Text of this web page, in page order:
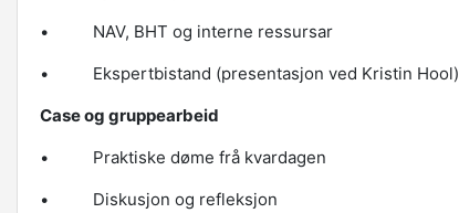
• NAV, BHT og interne ressursar
• Ekspertbistand (presentasjon ved Kristin Hool)
Case og gruppearbeid
• Praktiske døme frå kvardagen
• Diskusjon og refleksjon